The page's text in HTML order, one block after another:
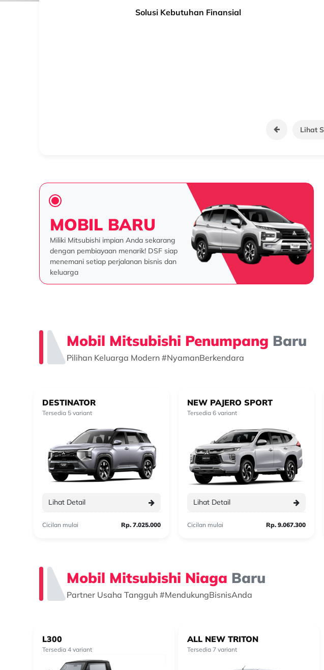
Solusi Kebutuhan Finansial
Lihat
MOBIL BARU
Miliki Mitsubishi impian Anda sekarang
dengan pembiayaan menarik! DSF siap
menemani setiap perjalanan bisnis dan
keluarga
Mobil Mitsubishi Penumpang Baru
Pilihan Keluarga Modern #NyamanBerkendara
DESTINATOR
Tersedia 5 variant
Lihat Detail
Cicilan mulai Rp. 7.025.000
NEW PAJERO SPORT
Tersedia 6 variant
Lihat Detail
Cicilan mulai Rp. 9.067.300
Mobil Mitsubishi Niaga Baru
Partner Usaha Tangguh #MendukungBisnisAnda
L300
Tersedia 4 variant
ALL NEW TRITON
Tersedia 7 variant